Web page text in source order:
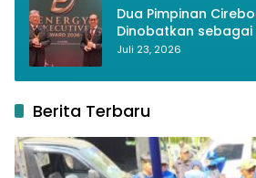
Dua Pimpinan
Dinobatkan sebagai
Berkelanjutan 2026
Juli 23, 2026
Berita Terbaru